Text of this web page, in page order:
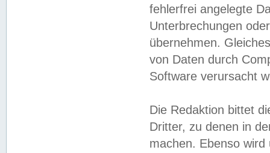
fehlerfrei angelegte
Unterbrechungen
übernehmen.
von Daten durch
Software verursacht
Die Redaktion bittet
Dritter, zu denen in
machen. Ebenso